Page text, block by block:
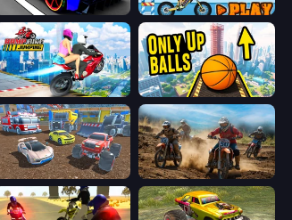
Cyber Cars Punk Racing Moto X3M 5: Pool Party
Ramp Bike Jumping Only Up Balls
Mad Cars: Racing & Crash Motocross Dirt Bike Race Games